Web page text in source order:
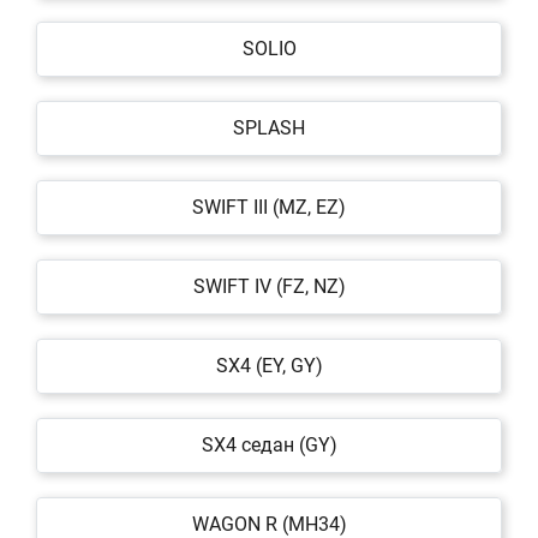
SOLIO
SPLASH
SWIFT III (MZ, EZ)
SWIFT IV (FZ, NZ)
SX4 (EY, GY)
SX4 седан (GY)
WAGON R (MH34)